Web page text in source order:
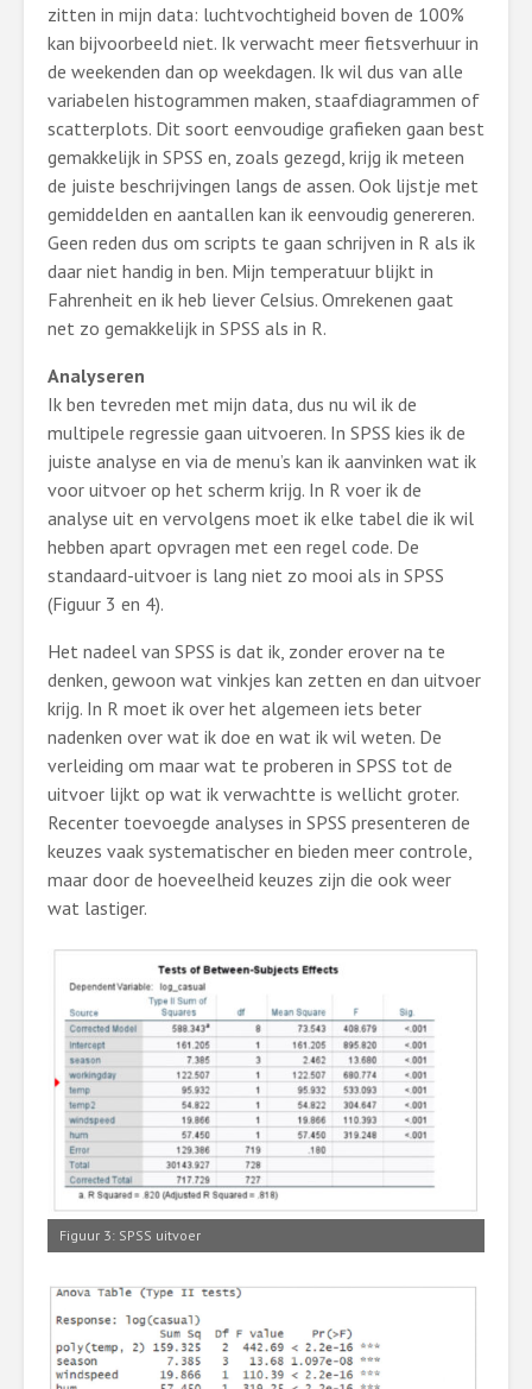
zitten in mijn data: luchtvochtigheid boven de 100%
kan bijvoorbeeld niet. Ik verwacht meer fietsverhuur in
de weekenden dan op weekdagen. Ik wil dus van alle
variabelen histogrammen maken, staafdiagrammen of
scatterplots. Dit soort eenvoudige grafieken gaan best
gemakkelijk in SPSS en, zoals gezegd, krijg ik meteen
de juiste beschrijvingen langs de assen. Ook lijstje met
gemiddelden en aantallen kan ik eenvoudig genereren.
Geen reden dus om scripts te gaan schrijven in R als ik
daar niet handig in ben. Mijn temperatuur blijkt in
Fahrenheit en ik heb liever Celsius. Omrekenen gaat
net zo gemakkelijk in SPSS als in R.
Analyseren
Ik ben tevreden met mijn data, dus nu wil ik de
multipele regressie gaan uitvoeren. In SPSS kies ik de
juiste analyse en via de menu’s kan ik aanvinken wat ik
voor uitvoer op het scherm krijg. In R voer ik de
analyse uit en vervolgens moet ik elke tabel die ik wil
hebben apart opvragen met een regel code. De
standaard-uitvoer is lang niet zo mooi als in SPSS
(Figuur 3 en 4).
Het nadeel van SPSS is dat ik, zonder erover na te
denken, gewoon wat vinkjes kan zetten en dan uitvoer
krijg. In R moet ik over het algemeen iets beter
nadenken over wat ik doe en wat ik wil weten. De
verleiding om maar wat te proberen in SPSS tot de
uitvoer lijkt op wat ik verwachtte is wellicht groter.
Recenter toevoegde analyses in SPSS presenteren de
keuzes vaak systematischer en bieden meer controle,
maar door de hoeveelheid keuzes zijn die ook weer
wat lastiger.
Figuur 3: SPSS uitvoer